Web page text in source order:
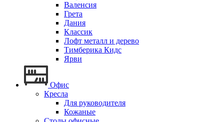
Валенсия
Грета
Дания
Классик
Лофт металл и дерево
Тимберика Кидс
Ярви
Офис
Кресла
Для руководителя
Кожаные